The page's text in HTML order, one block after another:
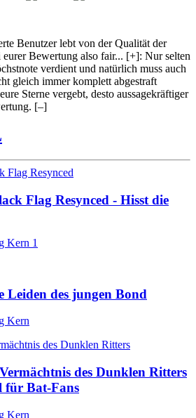
Benutzer lebt von der Qualität der
Bewertung also fair... [+]: Nur selten
verdient und natürlich muss auch
gleich immer komplett abgestraft
Sterne vergebt, desto aussagekräftiger
[–]
Flag Resynced - Hisst die
Kern 1
Leiden des jungen Bond
Kern
des Dunklen Ritters
für Bat-Fans
Kern